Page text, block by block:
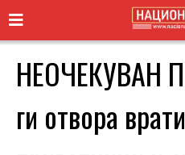
НЕОЧЕКУВАН
ги отвора